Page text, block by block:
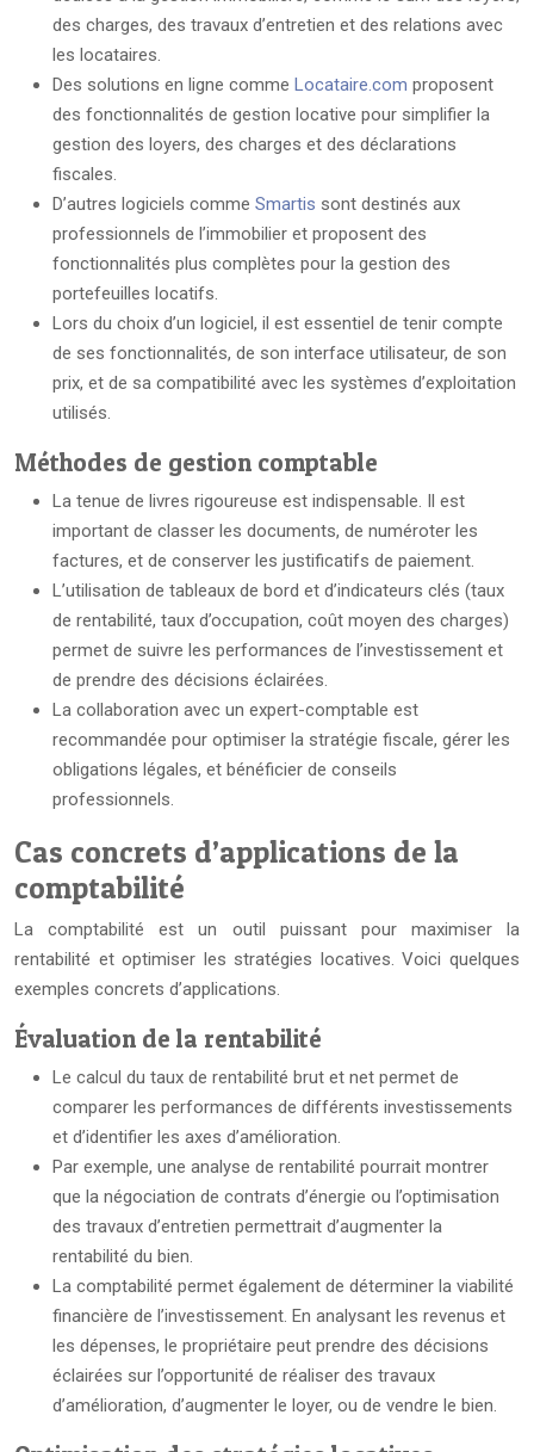
des charges, des travaux d’entretien et des relations avec
les locataires.
Des solutions en ligne comme Locataire.com proposent
des fonctionnalités de gestion locative pour simplifier la
gestion des loyers, des charges et des déclarations
fiscales.
D’autres logiciels comme Smartis sont destinés aux
professionnels de l’immobilier et proposent des
fonctionnalités plus complètes pour la gestion des
portefeuilles locatifs.
Lors du choix d’un logiciel, il est essentiel de tenir compte
de ses fonctionnalités, de son interface utilisateur, de son
prix, et de sa compatibilité avec les systèmes d’exploitation
utilisés.
Méthodes de gestion comptable
La tenue de livres rigoureuse est indispensable. Il est
important de classer les documents, de numéroter les
factures, et de conserver les justificatifs de paiement.
L’utilisation de tableaux de bord et d’indicateurs clés (taux
de rentabilité, taux d’occupation, coût moyen des charges)
permet de suivre les performances de l’investissement et
de prendre des décisions éclairées.
La collaboration avec un expert-comptable est
recommandée pour optimiser la stratégie fiscale, gérer les
obligations légales, et bénéficier de conseils
professionnels.
Cas concrets d’applications de la
comptabilité
La comptabilité est un outil puissant pour maximiser la
rentabilité et optimiser les stratégies locatives. Voici quelques
exemples concrets d’applications.
Évaluation de la rentabilité
Le calcul du taux de rentabilité brut et net permet de
comparer les performances de différents investissements
et d’identifier les axes d’amélioration.
Par exemple, une analyse de rentabilité pourrait montrer
que la négociation de contrats d’énergie ou l’optimisation
des travaux d’entretien permettrait d’augmenter la
rentabilité du bien.
La comptabilité permet également de déterminer la viabilité
financière de l’investissement. En analysant les revenus et
les dépenses, le propriétaire peut prendre des décisions
éclairées sur l’opportunité de réaliser des travaux
d’amélioration, d’augmenter le loyer, ou de vendre le bien.